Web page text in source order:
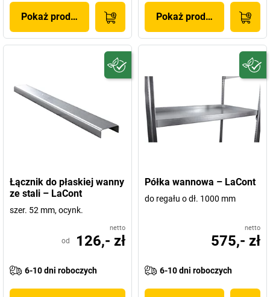
Pokaż produkt Pokaż produkt
Łącznik do płaskiej wanny
ze stali – LaCont
szer. 52 mm, ocynk.
netto
od 126,- zł
6-10 dni roboczych
Półka wannowa – LaCont
do regału o dł. 1000 mm
netto
575,- zł
6-10 dni roboczych